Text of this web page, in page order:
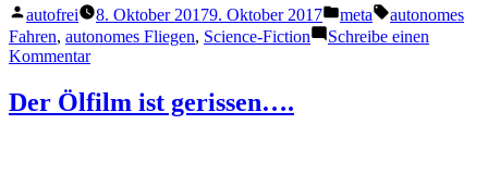
in
Straßeninfrastruktur
zu
Veröffentlicht
von
autofrei 8. Oktober 20179. Oktober 2017
Veröffentlicht
in
meta Schlagwörter:
autonomes
Fahren, autonomes Fliegen, Science-Fiction
Schreibe einen
Kommentarzu
auf
in
Der Ölfilm ist gerissen….